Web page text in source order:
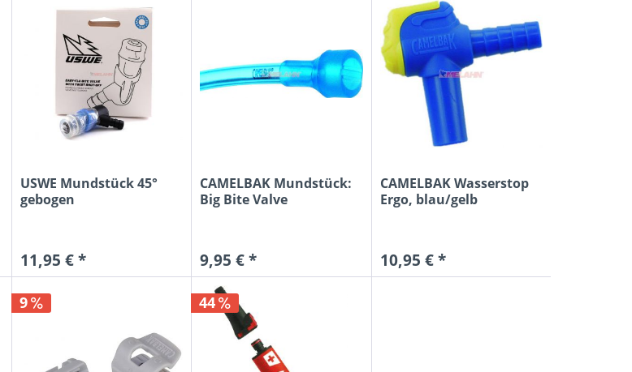
USWE Mundstück 45°
gebogen
11,95 € *
CAMELBAK Mundstück:
Big Bite Valve
9,95 € *
CAMELBAK Wasserstop
Ergo, blau/gelb
10,95 € *
9 44